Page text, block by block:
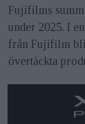
Fujifilms
under 2025. I
från Fujifilm
övertäckta